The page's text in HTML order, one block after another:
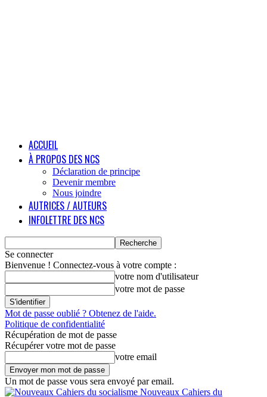
ACCUEIL
À PROPOS DES NCS
Déclaration de principe
Devenir membre
Nous joindre
AUTRICES / AUTEURS
INFOLETTRE DES NCS
Se connecter
Bienvenue ! Connectez-vous à votre compte :
votre nom d'utilisateur
votre mot de passe
Mot de passe oublié ? Obtenez de l'aide.
Politique de confidentialité
Récupération de mot de passe
Récupérer votre mot de passe
votre email
Un mot de passe vous sera envoyé par email.
Nouveaux Cahiers du